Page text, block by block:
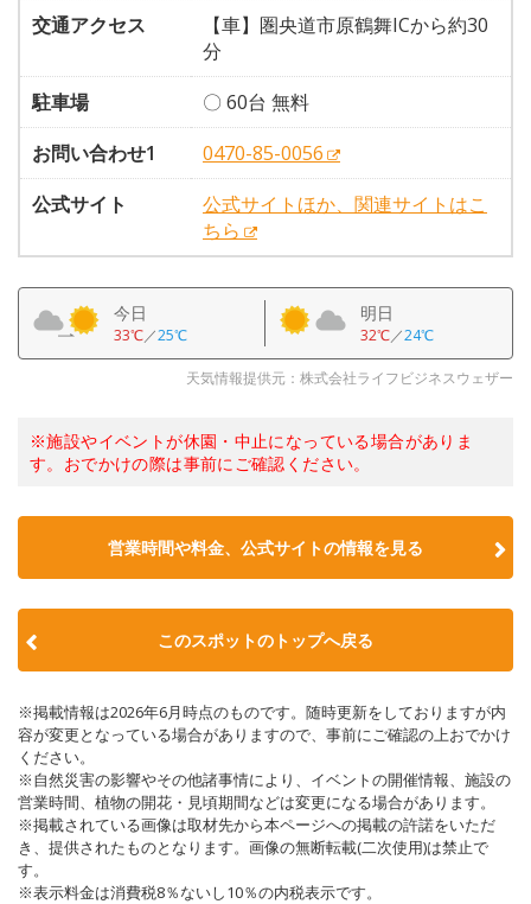
交通アクセス
【車】圏央道市原鶴舞ICから約30
分
駐車場
〇 60台 無料
お問い合わせ1
0470-85-0056
公式サイト
公式サイトほか、関連サイトはこ
ちら
今日
33℃／25℃
明日
32℃／24℃
天気情報提供元：株式会社ライフビジネスウェザー
※施設やイベントが休園・中止になっている場合がありま
す。おでかけの際は事前にご確認ください。
営業時間や料金、公式サイトの情報を見る
このスポットのトップへ戻る
※掲載情報は2026年6月時点のものです。随時更新をしておりますが内
容が変更となっている場合がありますので、事前にご確認の上おでかけ
ください。
※自然災害の影響やその他諸事情により、イベントの開催情報、施設の
営業時間、植物の開花・見頃期間などは変更になる場合があります。
※掲載されている画像は取材先から本ページへの掲載の許諾をいただ
き、提供されたものとなります。画像の無断転載(二次使用)は禁止で
す。
※表示料金は消費税8％ないし10％の内税表示です。